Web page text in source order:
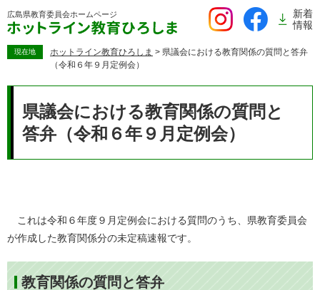
ー
広島県教育委員会ホームページ
新着
情報
現在地 ホットライン教育ひろしま > 県議会における教育関係の質問と答弁
（令和６年９月定例会）
県議会における教育関係の質問と
答弁（令和６年９月定例会）
これは令和６年度９月定例会における質問のうち、県教育委員会
が作成した教育関係分の未定稿速報です。
教育関係の質問と答弁